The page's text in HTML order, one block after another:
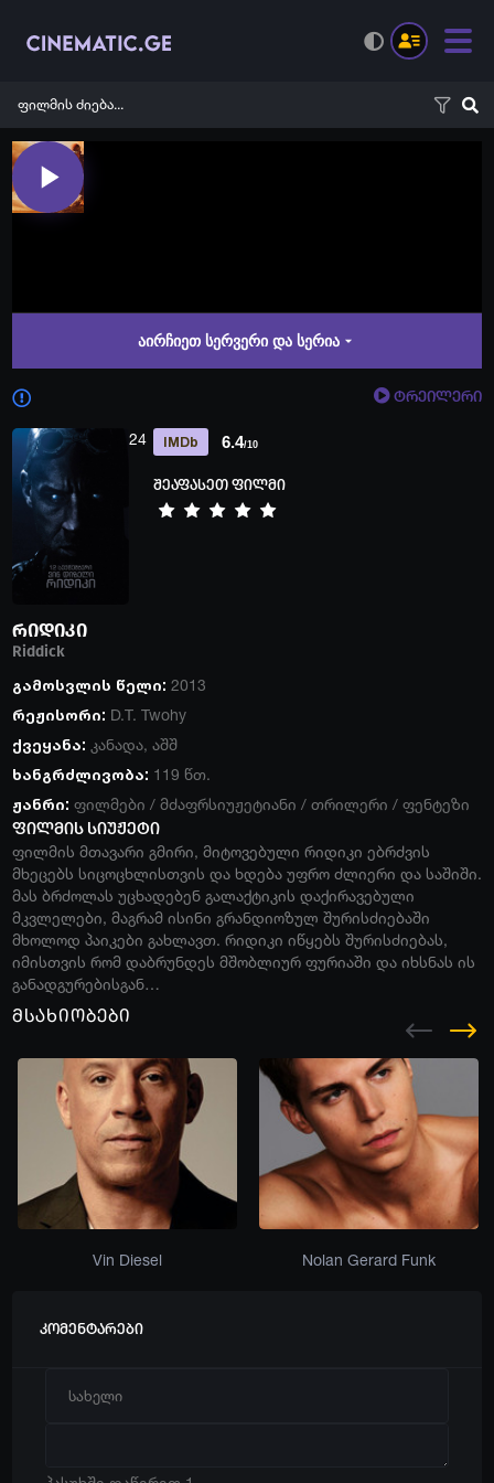
აირჩიეთ სერვერი და სერია
ტრეილერი
IMDb 6.4/10
შეაფასეთ ფილმი
24
რიდიკი
Riddick
გამოსვლის წელი: 2013
რეჟისორი: D.T. Twohy
ქვეყანა: კანადა, აშშ
ხანგრძლივობა: 119 წთ.
ჟანრი: ფილმები / მძაფრსიუჟეტიანი / თრილერი / ფენტეზი
ფილმის სიუჟეტი
ფილმის მთავარი გმირი, მიტოვებული რიდიკი ებრძვის
მხეცებს სიცოცხლისთვის და ხდება უფრო ძლიერი და საშიში.
მას ბრძოლას უცხადებენ გალაქტიკის დაქირავებული
მკვლელები, მაგრამ ისინი გრანდიოზულ შურისძიებაში
მხოლოდ პაიკები გახლავთ. რიდიკი იწყებს შურისძიებას,
იმისთვის რომ დაბრუნდეს მშობლიურ ფურიაში და იხსნას ის
განადგურებისგან…
მსახიობები
Vin Diesel Nolan Gerard Funk
კომენტარები